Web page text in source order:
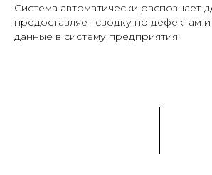
Система автоматически распознает
предоставляет сводку по дефектам
данные в систему предприятия